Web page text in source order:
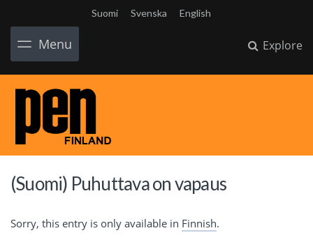
Suomi Svenska English
Menu Explore
(Suomi) Puhuttava on vapaus
Sorry, this entry is only available in Finnish.